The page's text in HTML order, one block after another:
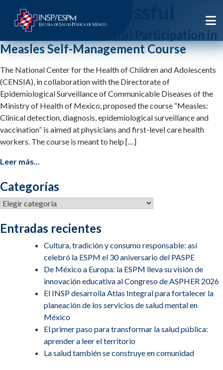
Etiqueta:
INSP México: Successful Participation in
Measles Self-Management Course
The National Center for the Health of Children and Adolescents
(CENSIA), in collaboration with the Directorate of
Epidemiological Surveillance of Communicable Diseases of the
Ministry of Health of Mexico, proposed the course “Measles:
Clinical detection, diagnosis, epidemiological surveillance and
vaccination” is aimed at physicians and first-level care health
workers. The course is meant to help […]
Leer más...
Categorías
Categorías
Entradas recientes
Cultura, tradición y consumo responsable: así
celebró la ESPM el 30 aniversario del PASPE
De México a Europa: la ESPM lleva su visión de
innovación educativa al Congreso de ASPHER 2026
El INSP desarrolla Atlas Integral para fortalecer la
planeación de los servicios de salud mental en
México
El primer paso para transformar la salud pública:
aprender a leer el territorio
La salud también se construye en comunidad